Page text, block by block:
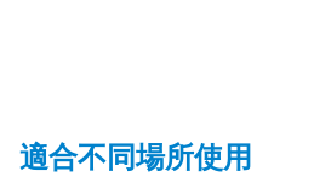
適合不同場所使用